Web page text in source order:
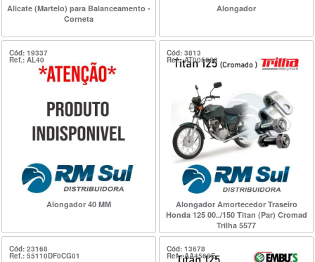
Alicate (Martelo) para Balanceamento -
Corneta
Alongador
Cód: 19337
Ref.: AL40
Alongador 40 MM
Cód: 3813
Ref.: AT005688
Alongador Amortecedor Traseiro
Honda 125 00../150 Titan (Par) Cromad
Trilha 5577
Cód: 23168
Ref.: 55110DF0CG01
Cód: 13678
Ref.: AA4568E